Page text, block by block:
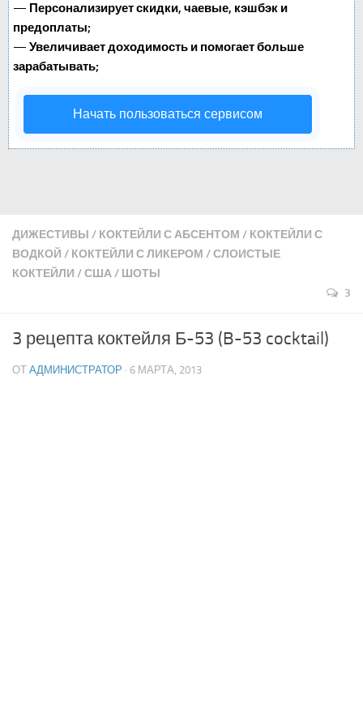
— Персонализирует скидки, чаевые, кэшбэк и
предоплаты;
— Увеличивает доходимость и помогает больше
зарабатывать;
Начать пользоваться сервисом
ДИЖЕСТИВЫ / КОКТЕЙЛИ С АБСЕНТОМ / КОКТЕЙЛИ С
ВОДКОЙ / КОКТЕЙЛИ С ЛИКЕРОМ /СЛОИСТЫЕ
КОКТЕЙЛИ /США/ ШОТЫ
3
3 рецепта коктейля Б-53 (B-53 cocktail)
ОТ АДМИНИСТРАТОР · 6 МАРТА, 2013